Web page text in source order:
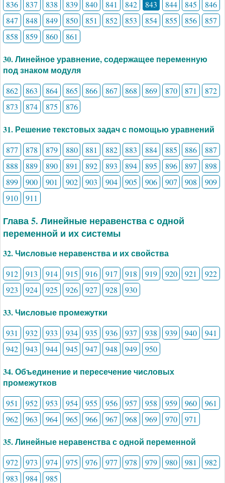
836 837 838 839 840 841 842 843 844 845
846
847
848 849 850 851 852 853 854 855 856
857
858
859 860 861
30. Линейное уравнение, содержащее переменную
под знаком модуля
862 863 864 865 866 867 868 869 870 871
872
873
874 875 876
31. Решение текстовых задач с помощью уравнений
877 878 879 880 881 882 883 884 885 886
887
888
889 890 891 892 893 894 895 896 897
898
899
900 901 902 903 904 905 906 907 908
909
910
911
Глава 5. Линейные неравенства с одной
переменной и их системы
32. Числовые неравенства и их свойства
912 913 914 915 916 917 918 919 920 921
922
923
924 925 926 927 928 930
33. Числовые промежутки
931 932 933 934 935 936 937 938 939 940
941
942
943 944 945 947 948 949 950
34. Объединение и пересечение числовых
промежутков
951 952 953 954 955 956 957 958 959 960
961
962
963 964 965 966 967 968 969 970 971
35. Линейные неравенства с одной переменной
972 973 974 975 976 977 978 979 980 981
982
983
984 985